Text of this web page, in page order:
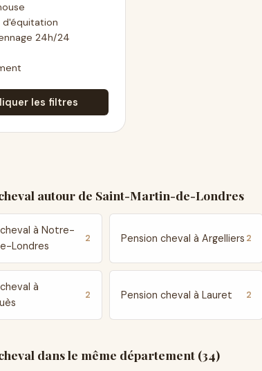
d'équitation
24h/24
les filtres
autour de Saint-Martin-de-Londres
à Notre-
Londres
2 Pension cheval à Argelliers 2
à
2 Pension cheval à Lauret 2
dans le même département (34)